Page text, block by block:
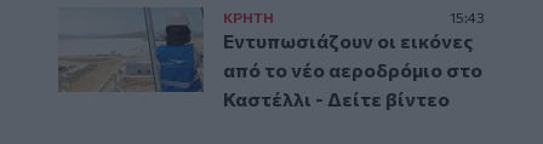
ΚΡΗΤΗ 15:43
Εντυπωσιάζουν οι εικόνες
από το νέο αεροδρόμιο στο
Καστέλλι - Δείτε βίντεο